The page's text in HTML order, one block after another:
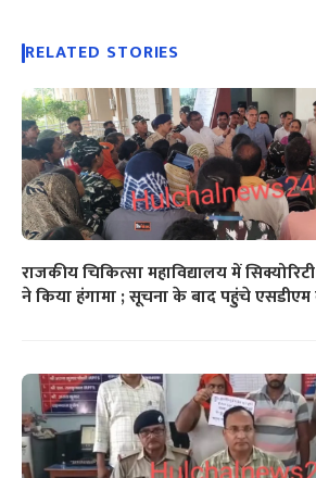
RELATED STORIES
राजकीय चिकित्सा महाविद्यालय में
ने किया हंगामा ; सूचना के बाद पहुंचे एसडीएम